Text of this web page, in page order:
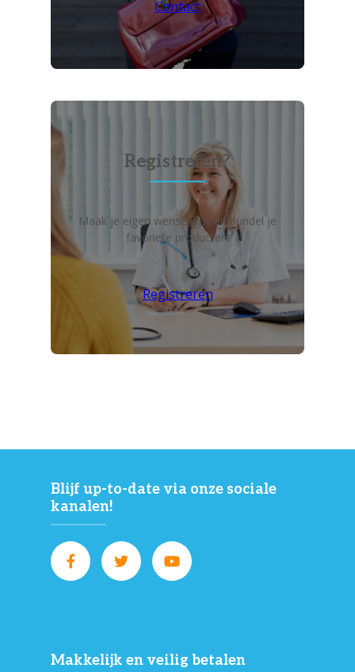
Contact
Registreren?
Maak je eigen wensenlijst en bundel je
favoriete producten!
Registreren
Blijf up-to-date via onze sociale
kanalen!
Makkelijk en veilig betalen